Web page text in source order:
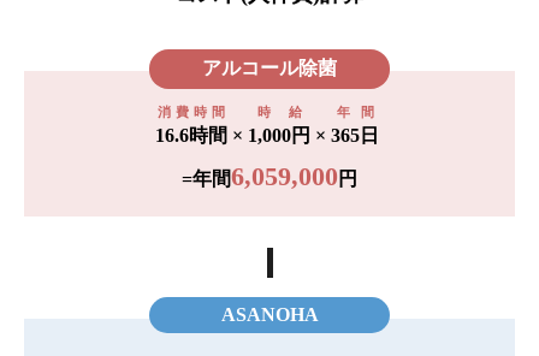
アルコール除菌
16.6時間
消費時間
× 1,000円
時給
× 365日
年間
=年間6,059,000 円
ASANOHA